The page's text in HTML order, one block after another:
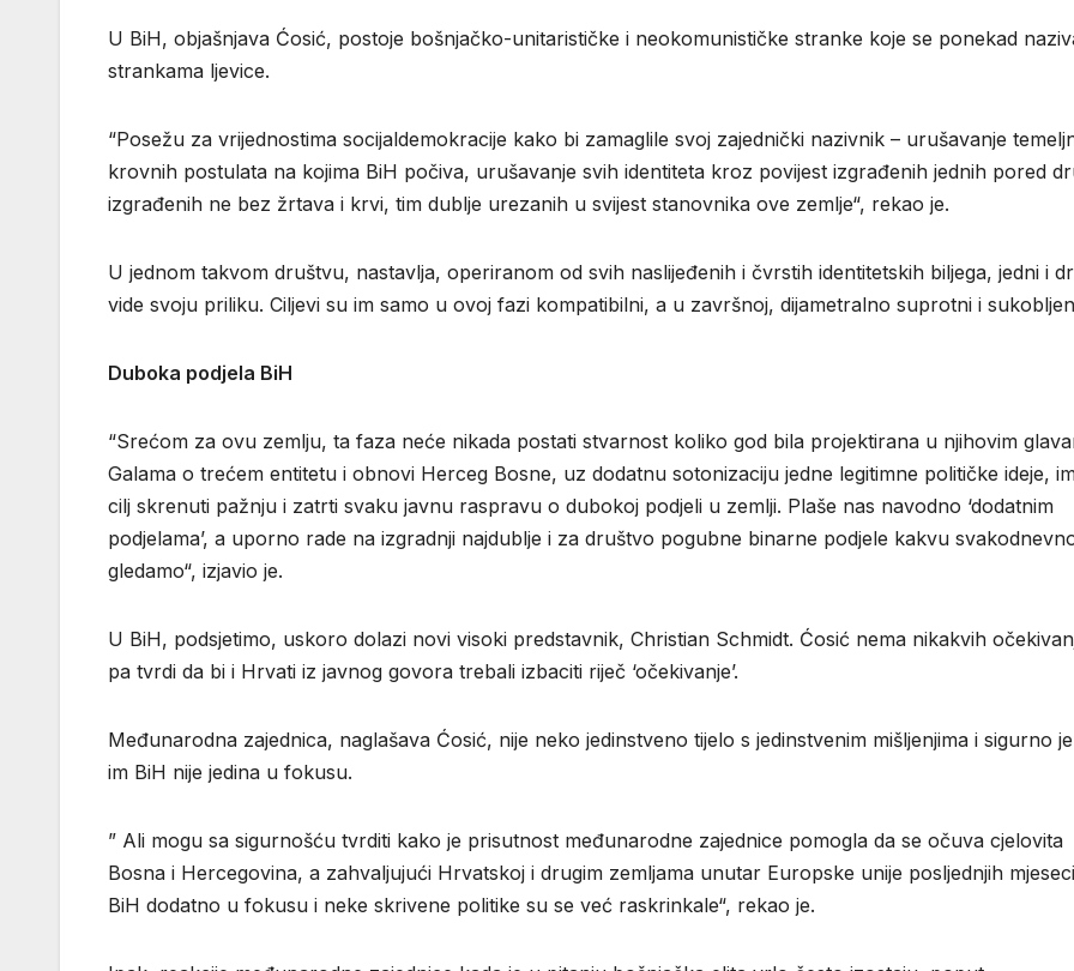
U BiH, objašnjava Ćosić, postoje bošnjačko-unitarističke i neokomunističke stranke koje se ponekad
strankama ljevice.
“Posežu za vrijednostima socijaldemokracije kako bi zamaglile svoj zajednički nazivnik – urušavanje
krovnih postulata na kojima BiH počiva, urušavanje svih identiteta kroz povijest izgrađenih jednih pored
izgrađenih ne bez žrtava i krvi, tim dublje urezanih u svijest stanovnika ove zemlje“, rekao je.
U jednom takvom društvu, nastavlja, operiranom od svih naslijeđenih i čvrstih identitetskih biljega, jedni i
vide svoju priliku. Ciljevi su im samo u ovoj fazi kompatibilni, a u završnoj, dijametralno suprotni i
Duboka podjela BiH
“Srećom za ovu zemlju, ta faza neće nikada postati stvarnost koliko god bila projektirana u njihovim
Galama o trećem entitetu i obnovi Herceg Bosne, uz dodatnu sotonizaciju jedne legitimne političke ideje,
cilj skrenuti pažnju i zatrti svaku javnu raspravu o dubokoj podjeli u zemlji. Plaše nas navodno ‘dodatnim
podjelama’, a uporno rade na izgradnji najdublje i za društvo pogubne binarne podjele kakvu
gledamo“, izjavio je.
U BiH, podsjetimo, uskoro dolazi novi visoki predstavnik, Christian Schmidt. Ćosić nema nikakvih
pa tvrdi da bi i Hrvati iz javnog govora trebali izbaciti riječ ‘očekivanje’.
Međunarodna zajednica, naglašava Ćosić, nije neko jedinstveno tijelo s jedinstvenim mišljenjima i sigurno
im BiH nije jedina u fokusu.
” Ali mogu sa sigurnošću tvrditi kako je prisutnost međunarodne zajednice pomogla da se očuva cjelovita
Bosna i Hercegovina, a zahvaljujući Hrvatskoj i drugim zemljama unutar Europske unije posljednjih
BiH dodatno u fokusu i neke skrivene politike su se već raskrinkale“, rekao je.